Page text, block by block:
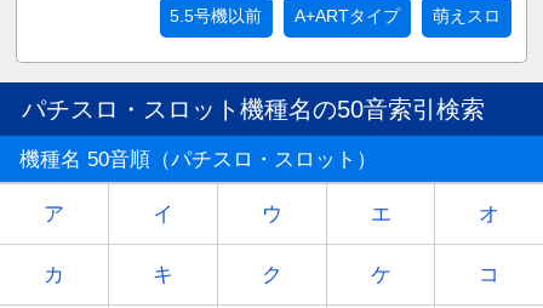
5.5号機以前 A+ARTタイプ 萌えスロ
パチスロ・スロット機種名の50音索引検索
機種名 50音順（パチスロ・スロット）
ア イ ウ エ オ
カ キ ク ケ コ